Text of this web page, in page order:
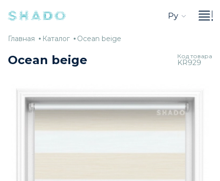
Ру
Главная Главная
КаталогКаталог
Ocean
Ocean beige
Ocean beige Код товара
KR929